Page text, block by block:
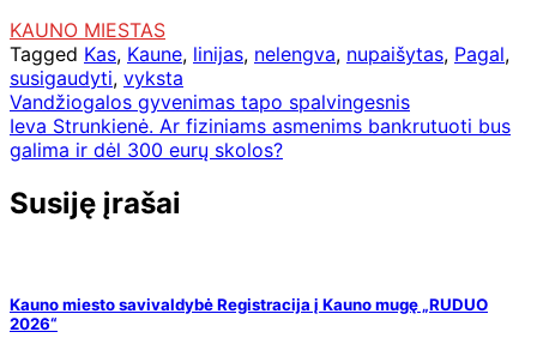
KAUNO MIESTAS
Tagged Kas, Kaune, linijas, nelengva, nupaišytas, Pagal,
susigaudyti, vyksta
Navigacija
tarp
Vandžiogalos gyvenimas tapo spalvingesnis
Ieva Strunkienė. Ar fiziniams asmenims bankrutuoti bus
galima ir dėl 300 eurų skolos?
Susiję įrašai
Kauno miesto savivaldybė Registracija į Kauno mugę „RUDUO
2026“